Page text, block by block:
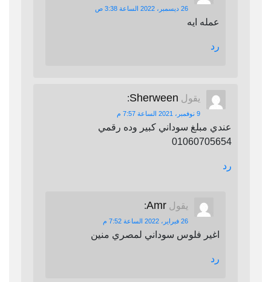
26 ديسمبر، 2022 الساعة 3:38 ص
عمله ايه
رد
يقول Sherween
:
9 نوفمبر، 2021 الساعة 7:57 م
عندي مبلغ سوداني كبير وده رقمي
01060705654
رد
يقول Amr
:
26 فبراير، 2022 الساعة 7:52 م
اغير فلوس سوداني لمصري منين
رد